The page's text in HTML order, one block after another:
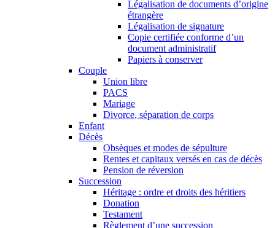
Légalisation de documents d’origine
étrangère
Légalisation de signature
Copie certifiée conforme d’un
document administratif
Papiers à conserver
Couple
Union libre
PACS
Mariage
Divorce, séparation de corps
Enfant
Décès
Obsèques et modes de sépulture
Rentes et capitaux versés en cas de décès
Pension de réversion
Succession
Héritage : ordre et droits des héritiers
Donation
Testament
Règlement d’une succession